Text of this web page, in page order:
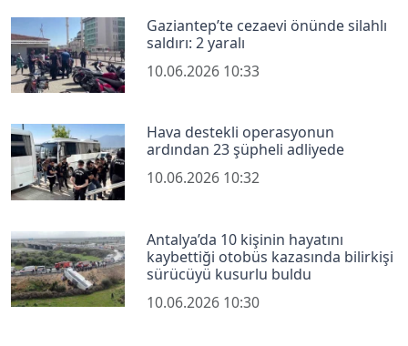
Gaziantep’te cezaevi önünde silahlı
saldırı: 2 yaralı
10.06.2026 10:33
Hava destekli operasyonun
ardından 23 şüpheli adliyede
10.06.2026 10:32
Antalya’da 10 kişinin hayatını
kaybettiği otobüs kazasında bilirkişi
sürücüyü kusurlu buldu
10.06.2026 10:30